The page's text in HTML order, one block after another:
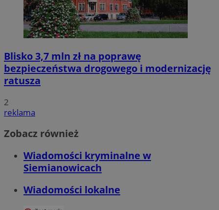
Blisko 3,7 mln zł na poprawę
bezpieczeństwa drogowego i modernizację
ratusza
2
reklama
Zobacz również
Wiadomości kryminalne w
Siemianowicach
Wiadomości lokalne